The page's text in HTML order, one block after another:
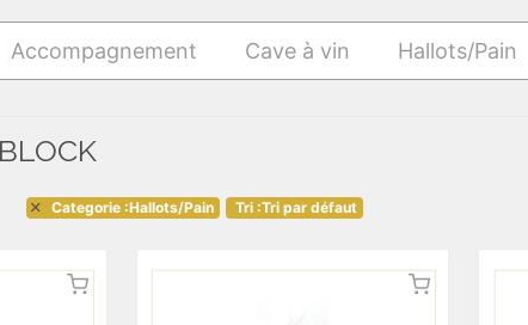
Accompagnement Cave à vin Hallots/Pain
Categorie :Hallots/Pain Tri :Tri par défaut